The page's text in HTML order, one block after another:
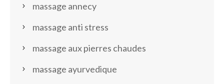
massage annecy
massage anti stress
massage aux pierres chaudes
massage ayurvedique